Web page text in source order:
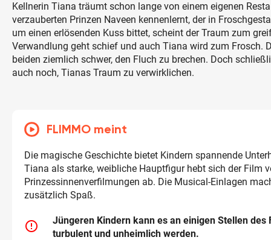
Kellnerin Tiana träumt schon lange von einem eigenen
verzauberten Prinzen Naveen kennenlernt, der in
um einen erlösenden Kuss bittet, scheint der Traum zum
Verwandlung geht schief und auch Tiana wird zum Frosch.
beiden ziemlich schwer, den Fluch zu brechen. Doch
auch noch, Tianas Traum zu verwirklichen.
FLIMMO meint
Die magische Geschichte bietet Kindern spannende
Tiana als starke, weibliche Hauptfigur hebt sich der Film
Prinzessinnenverfilmungen ab. Die Musical-Einlagen
zusätzlich Spaß.
error_outline
Jüngeren Kindern kann es an einigen Stellen des
turbulent und unheimlich werden.